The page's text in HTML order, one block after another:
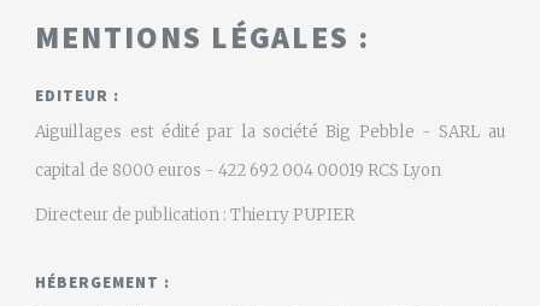
MENTIONS LÉGALES :
EDITEUR :
Aiguillages est édité par la société Big Pebble - SARL au
capital de 8000 euros - 422 692 004 00019 RCS Lyon
Directeur de publication : Thierry PUPIER
HÉBERGEMENT :